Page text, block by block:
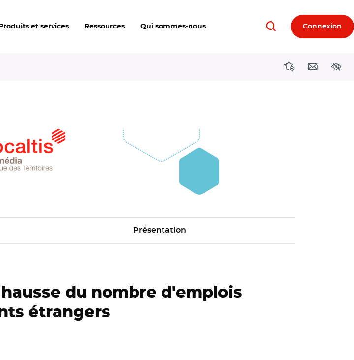
Produits et services Ressources Qui sommes-nous RechercherConnexion
DirectionsContact
Présentation
hausse du nombre d'emplois
étrangers